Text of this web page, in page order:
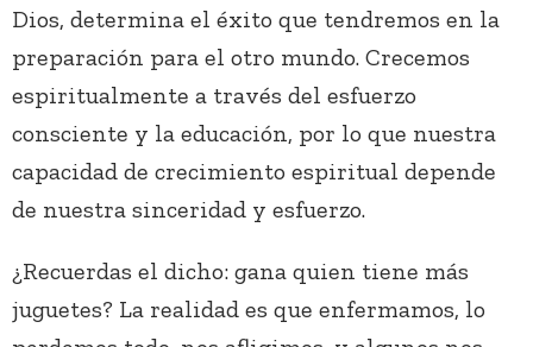
Dios, determina el éxito que tendremos en la
preparación para el otro mundo. Crecemos
espiritualmente a través del esfuerzo
consciente y la educación, por lo que nuestra
capacidad de crecimiento espiritual depende
de nuestra sinceridad y esfuerzo.
¿Recuerdas el dicho: gana quien tiene más
juguetes? La realidad es que enfermamos, lo